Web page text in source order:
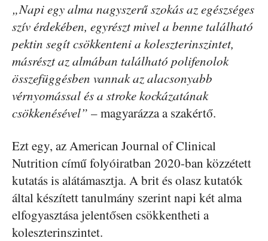
„Napi egy alma nagyszerű szokás az egészséges
szív érdekében, egyrészt mivel a benne található
pektin segít csökkenteni a koleszterinszintet,
másrészt az almában található polifenolok
összefüggésben vannak az alacsonyabb
vérnyomással és a stroke kockázatának
csökkenésével” – magyarázza a szakértő.
Ezt egy, az American Journal of Clinical
Nutrition című folyóiratban 2020-ban közzétett
kutatás is alátámasztja. A brit és olasz kutatók
által készített tanulmány szerint napi két alma
elfogyasztása jelentősen csökkentheti a
koleszterinszintet.